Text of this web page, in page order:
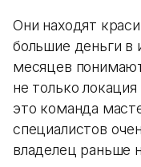
Они находят
большие деньги в
месяцев
не только
это команда
специалистов
владелец раньше